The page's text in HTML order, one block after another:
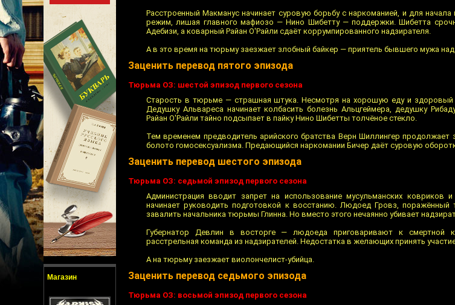
Магазин
Расстроенный Макманус начинает суровую борьбу с наркоманией, и для
режим, лишая главного мафиозо — Нино Шибетту — поддержки. Шибетта
Адебизи, а коварный Райан О'Райли сдаёт коррумпированного надзирателя.
А в это время на тюрьму заезжает злобный байкер — приятель бывшего мужа
Заценить перевод пятого эпизода
Тюрьма ОЗ: шестой эпизод первого сезона
Старость в тюрьме — страшная штука. Несмотря на хорошую еду и
Дедушку Альвареса начинает колбасить болезнь Альцгеймера, дедушку
Райан О'Райли тайно подсыпает в пайку Нино Шибетты толчёное стекло.
Тем временем предводитель арийского братства Верн Шиллингер продолжает
болото гомосексуализма. Предающийся наркомании Бичер даёт суровую
Заценить перевод шестого эпизода
Тюрьма ОЗ: седьмой эпизод первого сезона
Администрация вводит запрет на использование мусульманских
начинает руководить подготовкой к восстанию. Людоед Гровз, поражённый
завалить начальника тюрьмы Глинна. Но вместо этого нечаянно убивает
Губернатор Девлин в восторге — людоеда приговаривают к смертной
расстрельная команда из надзирателей. Недостатка в желающих принять
А на тюрьму заезжает виолончелист-убийца.
Заценить перевод седьмого эпизода
Тюрьма ОЗ: восьмой эпизод первого сезона